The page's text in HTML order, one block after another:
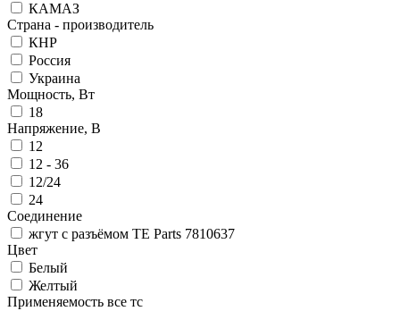
КАМАЗ
Страна - производитель
КНР
Россия
Украина
Мощность, Вт
18
Напряжение, В
12
12 - 36
12/24
24
Соединение
жгут с разъёмом TE Parts 7810637
Цвет
Белый
Желтый
Применяемость все тс